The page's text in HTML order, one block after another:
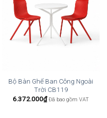
Bộ Bàn Ghế Ban Công Ngoài
Trời CB119
6.372.000₫ Đã bao gồm VAT